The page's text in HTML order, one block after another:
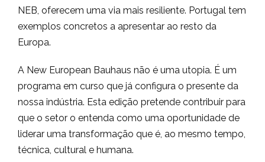
NEB, oferecem uma via mais resiliente. Portugal tem
exemplos concretos a apresentar ao resto da
Europa.
A New European Bauhaus não é uma utopia. É um
programa em curso que já configura o presente da
nossa indústria. Esta edição pretende contribuir para
que o setor o entenda como uma oportunidade de
liderar uma transformação que é, ao mesmo tempo,
técnica, cultural e humana.